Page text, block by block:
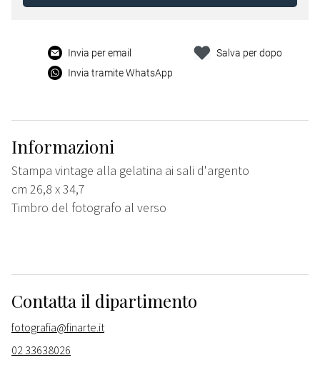
Invia per email
Invia tramite WhatsApp
Salva per dopo
Informazioni
Stampa vintage alla gelatina ai sali d'argento
cm 26,8 x 34,7
Timbro del fotografo al verso
Contatta il dipartimento
fotografia@finarte.it
02 33638026